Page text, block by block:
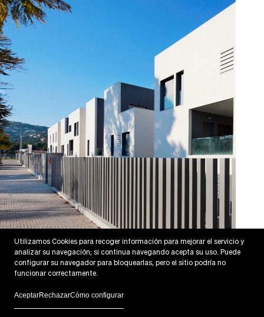
Utilizamos Cookies para recoger información para mejorar el servicio y
analizar su navegación; si continua navegando acepta su uso. Puede
configurar su navegador para bloquearlas, pero el sitio podría no
funcionar correctamente.
AceptarRechazarCómo configurar
54 Viviendas Son Quint
Palma, Mallorca